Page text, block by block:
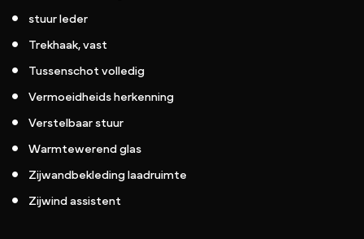
stuur leder
Trekhaak, vast
Tussenschot volledig
Vermoeidheids herkenning
Verstelbaar stuur
Warmtewerend glas
Zijwandbekleding laadruimte
Zijwind assistent